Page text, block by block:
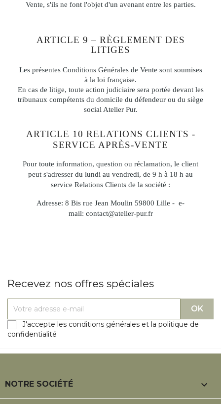
Vente, s'ils ne font l'objet d'un avenant entre les parties.
ARTICLE 9 – RÈGLEMENT DES
LITIGES
Les présentes Conditions Générales de Vente sont soumises
à la loi française.
En cas de litige, toute action judiciaire sera portée devant les
tribunaux compétents du domicile du défendeur ou du siège
social Atelier Pur.
ARTICLE 10 RELATIONS CLIENTS -
SERVICE APRÈS-VENTE
Pour toute information, question ou réclamation, le client
peut s'adresser du lundi au vendredi, de 9 h à 18 h au
service Relations Clients de la société :
Adresse: 8 Bis rue Jean Moulin 59800 Lille - e-
mail: contact@atelier-pur.fr
Recevez nos offres spéciales
J'accepte les conditions générales et la politique de
confidentialité
NOTRE SOCIÉTÉ 